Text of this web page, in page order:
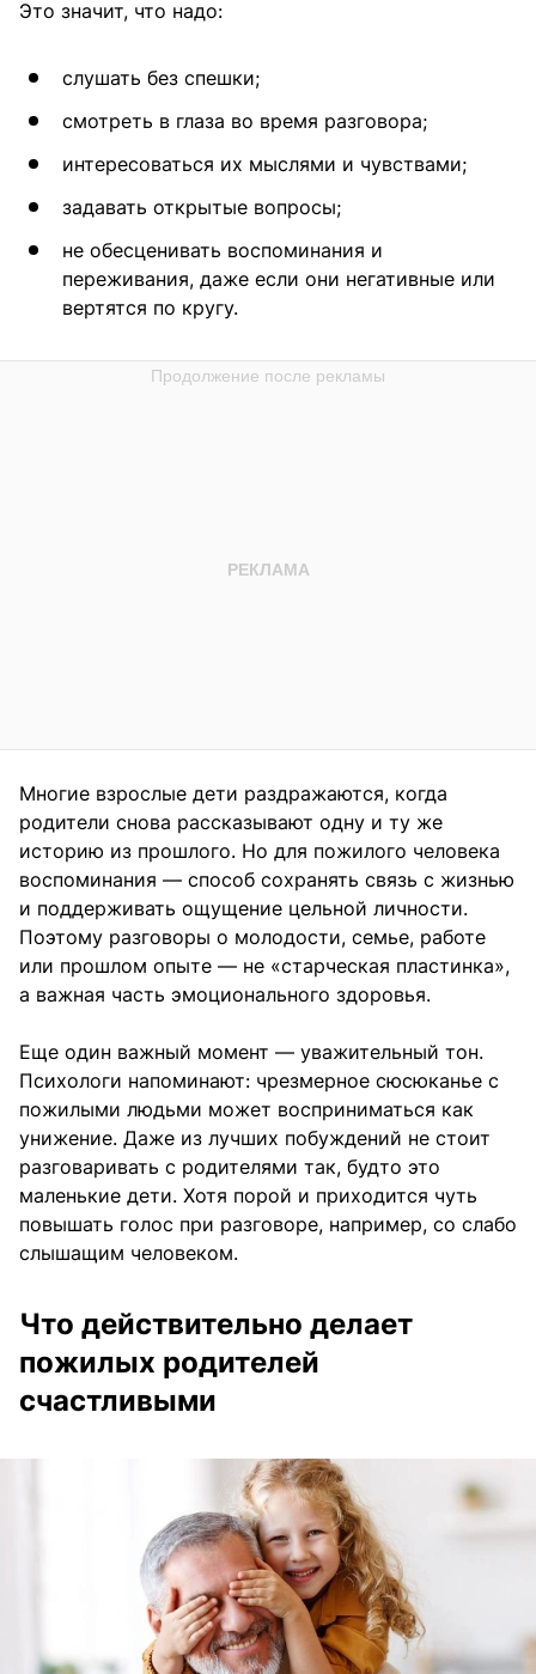
Это значит, что надо:
слушать без спешки;
смотреть в глаза во время разговора;
интересоваться их мыслями и чувствами;
задавать открытые вопросы;
не обесценивать воспоминания и
переживания, даже если они негативные или
вертятся по кругу.
Многие взрослые дети раздражаются, когда
родители снова рассказывают одну и ту же
историю из прошлого. Но для пожилого человека
воспоминания — способ сохранять связь с жизнью
и поддерживать ощущение цельной личности.
Поэтому разговоры о молодости, семье, работе
или прошлом опыте — не «старческая пластинка»,
а важная часть эмоционального здоровья.
Еще один важный момент — уважительный тон.
Психологи напоминают: чрезмерное сюсюканье с
пожилыми людьми может восприниматься как
унижение. Даже из лучших побуждений не стоит
разговаривать с родителями так, будто это
маленькие дети. Хотя порой и приходится чуть
повышать голос при разговоре, например, со слабо
слышащим человеком.
Что действительно делает
пожилых родителей
счастливыми